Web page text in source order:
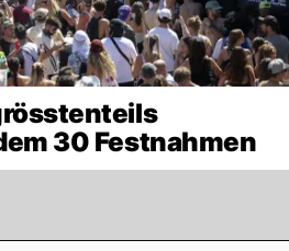
30 Festnahmen